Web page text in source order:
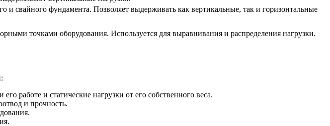
свайного фундамента. Позволяет выдерживать как вертикальные, так и горизонтальные
точками оборудования. Используется для выравнивания и распределения нагрузки.
работе и статические нагрузки от его собственного веса.
и прочность.